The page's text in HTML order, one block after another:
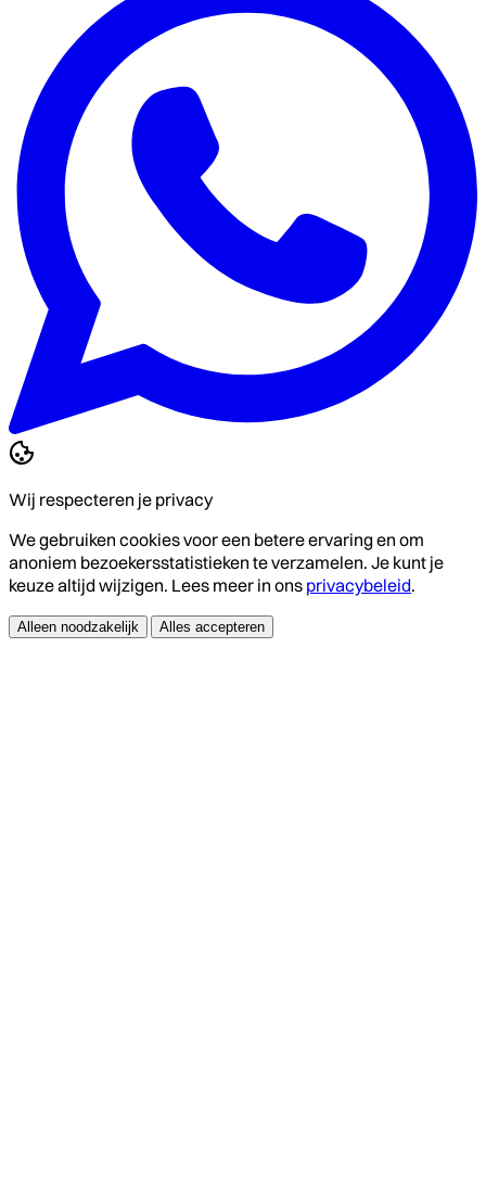
Wij respecteren je privacy
We gebruiken cookies voor een betere ervaring en om
anoniem bezoekersstatistieken te verzamelen. Je kunt je
keuze altijd wijzigen. Lees meer in ons privacybeleid.
Alleen noodzakelijk Alles accepteren